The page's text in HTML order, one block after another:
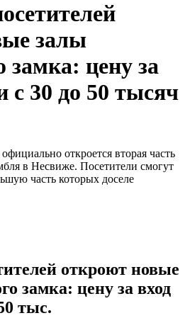
залы
замка: цену за
с 30 до 50 тысяч
откроется вторая часть
в Несвиже. Посетители смогут
часть которых доселе
откроют новые
замка: цену за вход
тыс.